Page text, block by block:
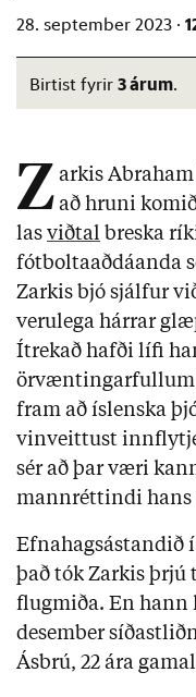
28. september 2023 ·
Birtist fyrir 3 árum.
Z arkis
að hruni
las viðtal breska
fótboltaaðdáanda
Zarkis bjó sjálfur
verulega hárrar
Ítrekað hafði lífi
örvæntingarfullum
fram að íslenska
vinveittust
sér að þar væri
mannréttindi hans
Efnahagsástandið
það tók Zarkis
flugmiða. En hann
desember
Ásbrú, 22 ára